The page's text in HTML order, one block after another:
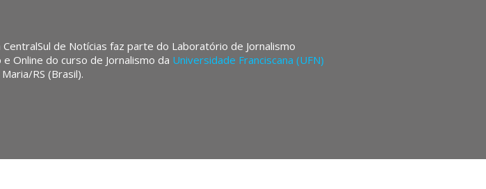
CentralSul de Notícias faz parte do Laboratório de Jornalismo
Online do curso de Jornalismo da Universidade Franciscana (UFN)
RS (Brasil).